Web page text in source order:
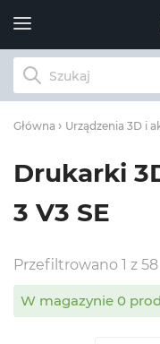
Główna Urządzenia 3D i
Drukarki
3 V3 SE
Przefiltrowano 1 z 58
W magazynie 0